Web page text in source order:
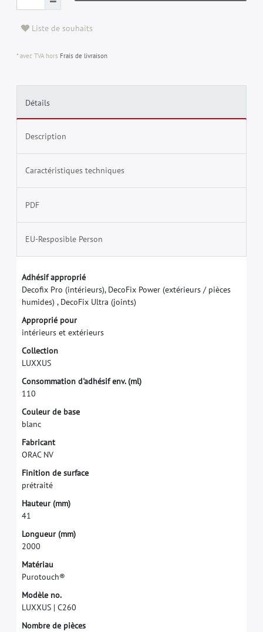
Liste de souhaits
* avec TVA hors Frais de livraison
Détails
Description
Caractéristiques techniques
PDF
EU-Resposible Person
Adhésif approprié
Decofx Pro (intérieurs), DecoFix Power (extérieurs / pièces
humides) , DecoFix Ultra (joints)
Approprié pour
intérieurs et extérieurs
Collection
LUXXUS
Consommation d'adhésif env. (ml)
110
Couleur de base
blanc
Fabricant
ORAC NV
Finition de surface
prétraité
Hauteur (mm)
41
Longueur (mm)
2000
Matériau
Purotouch®
Modèle no.
LUXXUS | C260
Nombre de pièces